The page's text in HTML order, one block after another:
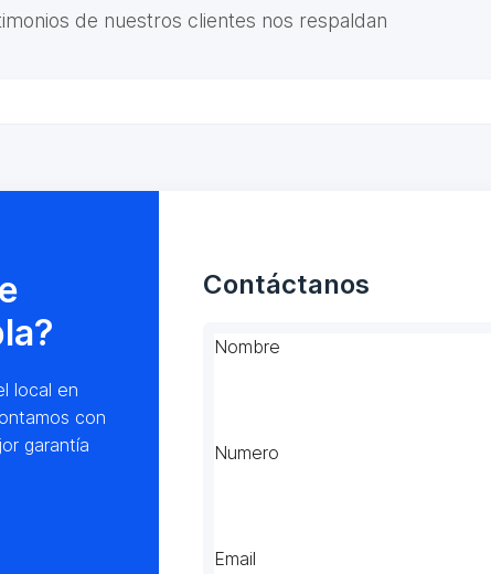
de nuestros clientes nos respaldan
local en
con
garantía
Contáctanos
Nombre
Numero
Email